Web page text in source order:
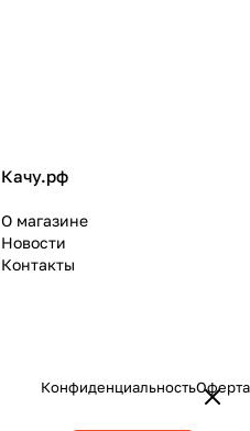
Качу.рф
О магазине
Новости
Контакты
КонфиденциальностьОферта